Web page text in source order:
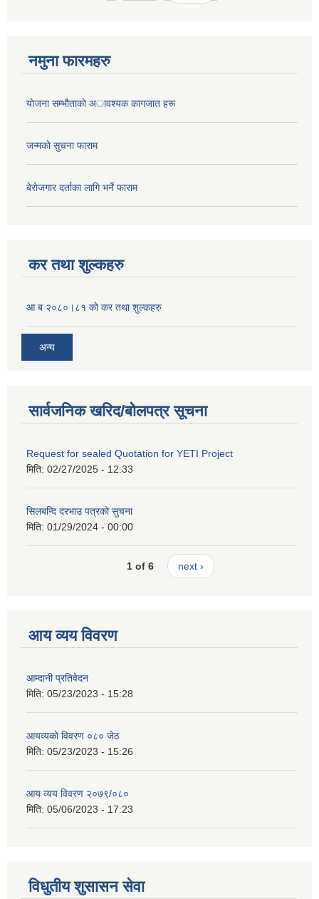
नमुना फारमहरु
याेजना सम्भाैताकाे अावश्यक कागजात हरू
जन्मकाे सुचना फाराम
बेराेजगार दर्ताका लागि भर्ने फाराम
कर तथा शुल्कहरु
आ ब २०८०।८१ को कर तथा शुल्कहरु
अन्य
सार्वजनिक खरिद/बोलपत्र सूचना
Request for sealed Quotation for YETI Project
मिति: 02/27/2025 - 12:33
सिलबन्दि दरभाउ पत्रको सुचना
मिति: 01/29/2024 - 00:00
1 of 6 next ›
आय व्यय विवरण
आम्दानी प्रतिवेदन
मिति: 05/23/2023 - 15:28
आयव्यकाे विवरण ०८० जेठ
मिति: 05/23/2023 - 15:26
आय व्यय विवरण २०७९/०८०
मिति: 05/06/2023 - 17:23
विधुतीय शुसासन सेवा